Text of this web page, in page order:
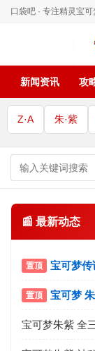
口袋吧 · 专注精灵宝
新闻资讯 攻
Z·A 朱·紫
📰 最新动态
宝可梦